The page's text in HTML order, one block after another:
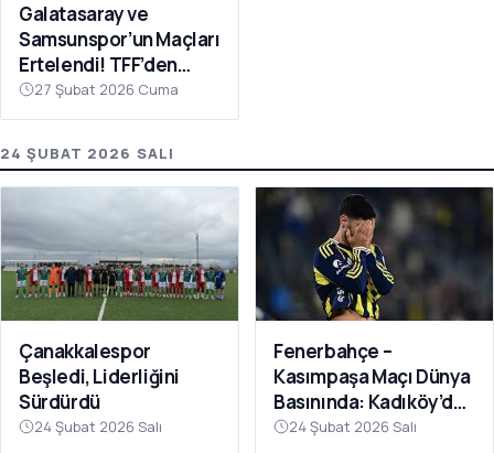
Galatasaray ve
Samsunspor’un Maçları
Ertelendi! TFF’den
Avrupa Mesaisi Kararı
27 Şubat 2026 Cuma
24 ŞUBAT 2026 SALI
Çanakkalespor
Beşledi, Liderliğini
Sürdürdü
24 Şubat 2026 Salı
Fenerbahçe –
Kasımpaşa Maçı Dünya
Basınında: Kadıköy’de
Büyük Şok
24 Şubat 2026 Salı